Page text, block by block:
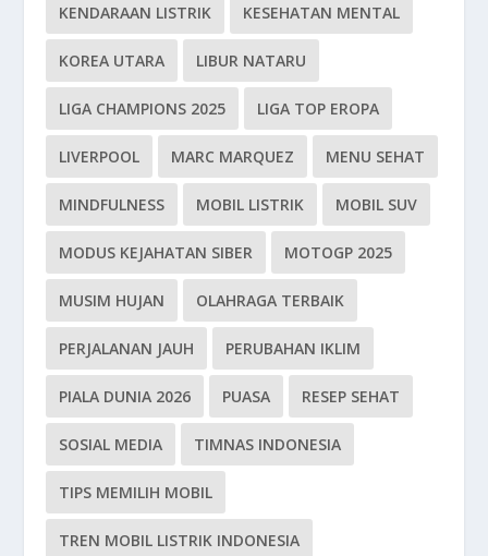
KENDARAAN LISTRIK KESEHATAN MENTAL
KOREA UTARA LIBUR NATARU
LIGA CHAMPIONS 2025 LIGA TOP EROPA
LIVERPOOL MARC MARQUEZ MENU SEHAT
MINDFULNESS MOBIL LISTRIK MOBIL SUV
MODUS KEJAHATAN SIBER MOTOGP 2025
MUSIM HUJAN OLAHRAGA TERBAIK
PERJALANAN JAUH PERUBAHAN IKLIM
PIALA DUNIA 2026 PUASA RESEP SEHAT
SOSIAL MEDIA TIMNAS INDONESIA
TIPS MEMILIH MOBIL
TREN MOBIL LISTRIK INDONESIA